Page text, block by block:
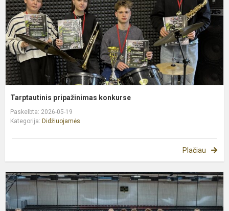
Tarptautinis pripažinimas konkurse
Paskelbta: 2026-05-19
Kategorija: Didžiuojamės
Plačiau